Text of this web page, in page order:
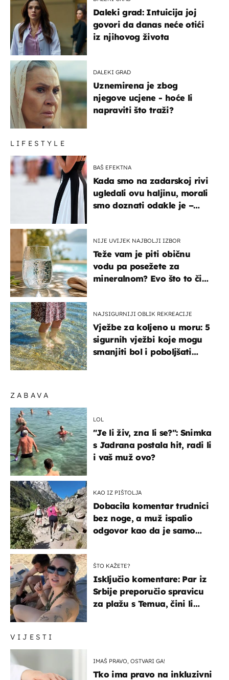
VIJESTI
IMAŠ PRAVO, OSTVARI GA!
Tko ima pravo na inkluzivni
ZABAVA
LOL
"Je li živ, zna li se?": Snimka
s Jadrana postala hit, radi li
i vaš muž ovo?
KAO IZ PIŠTOLJA
Dobacila komentar trudnici
bez noge, a muž ispalio
odgovor kao da je samo
ŠTO KAŽETE?
Isključio komentare: Par iz
Srbije preporučio spravicu
za plažu s Temua, čini li
Daleki grad: Intuicija joj
govori da danas neće otići
iz njihovog života
DALEKI GRAD
Uznemirena je zbog
njegove ucjene - hoće li
napraviti što traži?
LIFESTYLE
BAŠ EFEKTNA
Kada smo na zadarskoj rivi
ugledali ovu haljinu, morali
smo doznati odakle je –
NIJE UVIJEK NAJBOLJI IZBOR
Teže vam je piti običnu
vodu pa posežete za
mineralnom? Evo što to čini
NAJSIGURNIJI OBLIK REKREACIJE
Vježbe za koljeno u moru: 5
sigurnih vježbi koje mogu
smanjiti bol i poboljšati